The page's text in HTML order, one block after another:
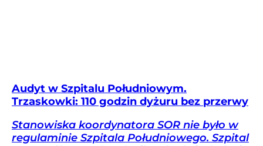
Audyt w Szpitalu Południowym.
Trzaskowki: 110 godzin dyżuru bez przerwy
Stanowiska koordynatora SOR nie było w
regulaminie Szpitala Południowego. Szpital